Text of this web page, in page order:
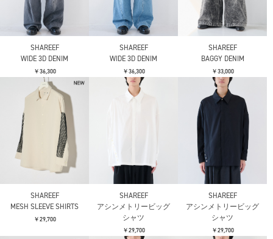
SHAREEF
WIDE 3D DENIM
￥36,300
SHAREEF
WIDE 3D DENIM
￥36,300
SHAREEF
BAGGY DENIM
￥33,000
SHAREEF
MESH SLEEVE SHIRTS
￥29,700
SHAREEF
アシンメトリービッグ
シャツ
￥29,700
SHAREEF
アシンメトリービッグ
シャツ
￥29,700